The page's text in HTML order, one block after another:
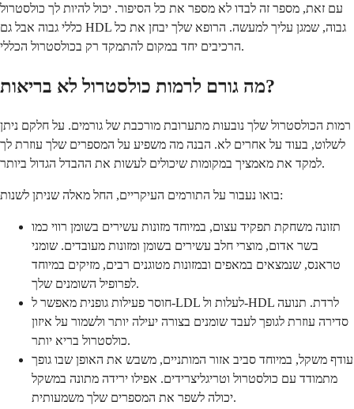
עם זאת, מספר זה לבדו לא מספר את כל הסיפור. יכול להיות לך כולסטרול
כללי גבוה אבל גם HDL גבוה, שמגן עליך למעשה. הרופא שלך יבחן את כל
הרכיבים יחד במקום להתמקד רק בכולסטרול הכללי.
מה גורם לרמות כולסטרול לא בריאות?
רמות הכולסטרול שלך נובעות מתערובת מורכבת של גורמים. על חלקם ניתן
לשלוט, בעוד על אחרים לא. הבנה מה משפיע על המספרים שלך עוזרת לך
למקד את מאמציך במקומות שיכולים לעשות את ההבדל הגדול ביותר.
בואו נעבור על התורמים העיקריים, החל מאלה שניתן לשנות:
תזונה משחקת תפקיד עצום, במיוחד מזונות עשירים בשומן רווי כמו
בשר אדום, מוצרי חלב עשירים בשומן ומזונות מעובדים. שומני
טראנס, שנמצאים במאפים ובמזונות מטוגנים רבים, מזיקים במיוחד
לפרופיל השומנים שלך.
חוסר פעילות גופנית מאפשר ל-LDL לעלות ול-HDL לרדת. תנועה
סדירה עוזרת לגופך לעבד שומנים בצורה יעילה יותר ולשמור על איזון
כולסטרול בריא יותר.
עודף משקל, במיוחד סביב אזור המותניים, משבש את האופן שבו גופך
מתמודד עם כולסטרול וטריגליצרידים. אפילו ירידה מתונה במשקל
יכולה לשפר את המספרים שלך משמעותית.